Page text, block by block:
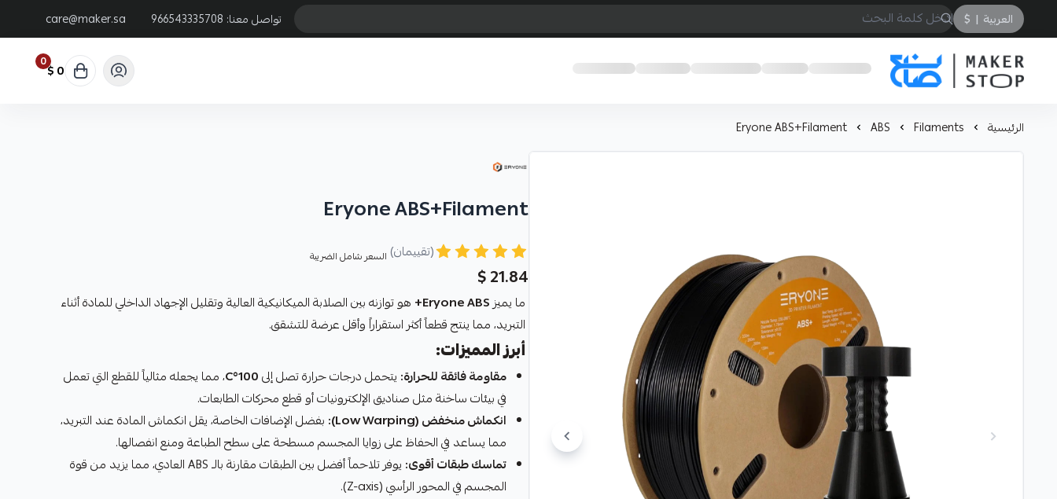
العربية |
$ تواصل معنا: 966543335708
care@maker.sa
صانع
0 0 $
الرئيسية Filaments
ABS
Eryone ABS+Filament
Eryone ABS+Filament
(تقييمان) السعر شامل الضريبة
21.84 $
ما يميزEryone ABS+ هو توازنه بين الصلابة الميكانيكية العالية وتقليل الإجهاد الداخلي للمادة أثناء
التبريد، مما ينتج قطعاً أكثر استقراراً وأقل عرضة للتشقق.
أبرز المميزات:
مقاومة فائقة للحرارة: يتحمل درجات حرارة تصل إلى100°C
، مما يجعله مثالياً للقطع التي تعمل
في بيئات ساخنة مثل صناديق الإلكترونيات أو قطع محركات الطابعات.
انكماش منخفض (Low Warping):
بفضل الإضافات الخاصة، يقل انكماش المادة عند التبريد،
مما يساعد في الحفاظ على زوايا المجسم مسطحة على سطح الطباعة ومنع انفصالها.
تماسك طبقات أقوى:
يوفر تلاحماً أفضل بين الطبقات مقارنة بالـ ABS العادي، مما يزيد من قوة
المجسم في المحور الرأسي (Z-axis).